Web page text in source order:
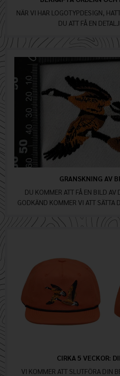
NÄR VI HAR LOGOTYPDESIGN,
DU ATT FÅ EN
GRANSKNING AV
DU KOMMER ATT FÅ EN BILD AV
GODKÄND KOMMER VI ATT SÄTTA
CIRKA 5 VECKOR:
VI KOMMER ATT SLUTFÖRA DIN